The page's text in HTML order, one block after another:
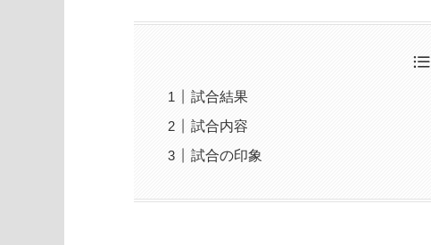
試合結果
試合内容
試合の印象